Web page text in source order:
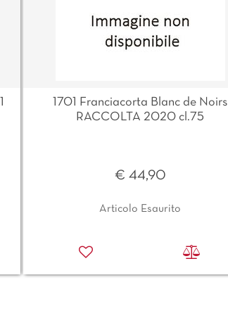
1701 Franciacorta Blanc de Noirs
RACCOLTA 2020 cl.75
€ 44,90
Articolo Esaurito